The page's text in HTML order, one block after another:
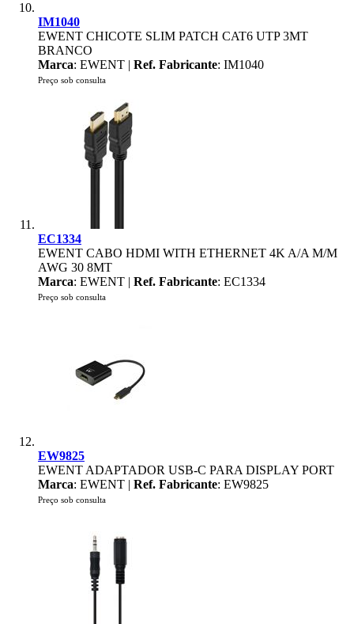
IM1040
EWENT CHICOTE SLIM PATCH CAT6 UTP 3MT
BRANCO
Marca: EWENT | Ref. Fabricante: IM1040
Preço sob consulta
EC1334
EWENT CABO HDMI WITH ETHERNET 4K A/A M/M
AWG 30 8MT
Marca: EWENT | Ref. Fabricante: EC1334
Preço sob consulta
EW9825
EWENT ADAPTADOR USB-C PARA DISPLAY PORT
Marca: EWENT | Ref. Fabricante: EW9825
Preço sob consulta